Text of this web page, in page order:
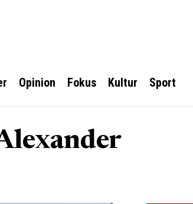
Opinion Fokus Kultur Sport